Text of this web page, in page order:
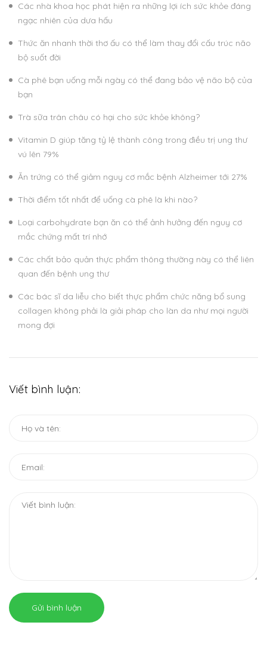
Các nhà khoa học phát hiện ra những lợi ích sức khỏe đáng
ngạc nhiên của dưa hấu
Thức ăn nhanh thời thơ ấu có thể làm thay đổi cấu trúc não
bộ suốt đời
Cà phê bạn uống mỗi ngày có thể đang bảo vệ não bộ của
bạn
Trà sữa trân châu có hại cho sức khỏe không?
Vitamin D giúp tăng tỷ lệ thành công trong điều trị ung thư
vú lên 79%
Ăn trứng có thể giảm nguy cơ mắc bệnh Alzheimer tới 27%
Thời điểm tốt nhất để uống cà phê là khi nào?
Loại carbohydrate bạn ăn có thể ảnh hưởng đến nguy cơ
mắc chứng mất trí nhớ
Các chất bảo quản thực phẩm thông thường này có thể liên
quan đến bệnh ung thư
Các bác sĩ da liễu cho biết thực phẩm chức năng bổ sung
collagen không phải là giải pháp cho làn da như mọi người
mong đợi
Viết bình luận:
Gửi bình luận